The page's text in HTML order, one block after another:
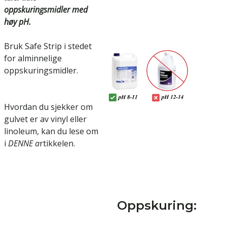
oppskuringsmidler med
høy pH.
BrukSafe Strip i stedet
for alminnelige
oppskuringsmidler.
Hvordan du sjekker om
gulvet er av vinyl eller
linoleum, kan du lese om
i DENNEartikkelen.
Oppskuring: